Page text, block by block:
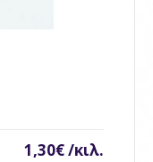
1,30€ /κιλ.